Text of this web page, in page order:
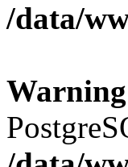
/data/
Warning